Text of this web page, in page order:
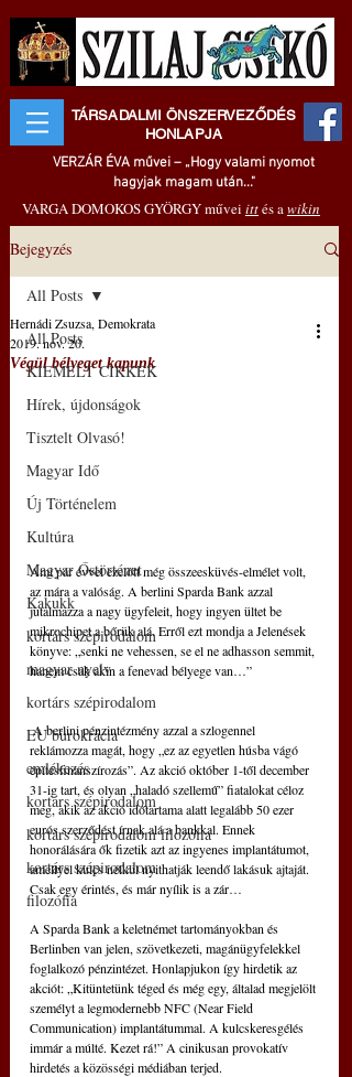
TÁRSADALMI ÖNSZERVEZŐDÉS
HONLAPJA
VERZÁR ÉVA művei – „Hogy valami nyomot
hagyjak magam után..."
VARGA DOMOKOS GYÖRGY művei ittés awikin
Bejegyzés
All Posts
KIEMELT CIKKEK
Hírek, újdonságok
Tisztelt Olvasó!
Magyar Idő
Új Történelem
Kultúra
Magyar Őstörténet
Kakukk
kortárs szépirodalom
magyar nyelv
kortárs szépirodalom
EU bürokrácia
emlékezés
kortárs szépirodalom
kortárs szépirodalom filozófia
kortárs szépirodalom
filozófia
All Posts
Végül bélyeget kapunk
Hernádi Zsuzsa, Demokrata
2019. nov. 20.
Ami pár évvel ezelőtt még összeesküvés-elmélet volt,
az mára a valóság. A berlini Sparda Bank azzal
jutalmazza a nagy ügyfeleit, hogy ingyen ültet be
mikrochipet a bőrük alá. Erről ezt mondja a Jelenések
könyve: „senki ne vehessen, se el ne adhasson semmit,
hanem csak akin a fenevad bélyege van…”
A berlini pénzintézmény azzal a szlogennel
reklámozza magát, hogy „ez az egyetlen húsba vágó
építésfinanszírozás”. Az akció október 1-től december
31-ig tart, és olyan „haladó szellemű” fiatalokat céloz
meg, akik az akció időtartama alatt legalább 50 ezer
eurós szerződést írnak alá a bankkal. Ennek
honorálására ők fizetik azt az ingyenes implantátumot,
amellyel kulcs nélkül nyithatják leendő lakásuk ajtaját.
Csak egy érintés, és már nyílik is a zár…
A Sparda Bank a keletnémet tartományokban és
Berlinben van jelen, szövetkezeti, magánügyfelekkel
foglalkozó pénzintézet. Honlapjukon így hirdetik az
akciót: „Kitüntetünk téged és még egy, általad megjelölt
személyt a legmodernebb NFC (Near Field
Communication) implantátummal. A kulcskeresgélés
immár a múlté. Kezet rá!” A cinikusan provokatív
hirdetés a közösségi médiában terjed.